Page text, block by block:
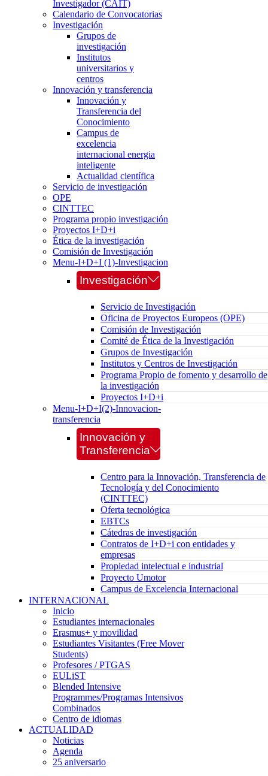
Investigador (CAIT)
Calendario de Convocatorias
Investigación
Grupos de
investigación
Institutos
universitarios y
centros
Innovación y transferencia
Innovación y
Transferencia del
Conocimiento
Campus de
excelencia
internacional energia
inteligente
Actualidad científica
Servicio de investigación
OPE
CINTTEC
Programa propio investigación
Proyectos I+D+i
Ética de la investigación
Comisión de Investigación
Menu-I+D+I (1)-Investigacion
Investigación
Servicio de Investigación
Oficina de Proyectos Europeos (OPE)
Comisión de Investigación
Comité de Ética de la Investigación
Grupos de Investigación
Institutos y Centros de Investigación
Programa Propio de fomento y desarrollo de
la investigación
Proyectos I+D+i
Menu-I+D+I(2)-Innovacion-
transferencia
Innovación y
Transferencia
Centro para la Innovación, Transferencia de
Tecnología y del Conocimiento
(CINTTEC)
Oferta tecnológica
EBTCs
Cátedras de investigación
Contratos de I+D+i con entidades y
empresas
Propiedad intelectual e industrial
Proyecto Umotor
Campus de Excelencia Internacional
INTERNACIONAL
Inicio
Estudiantes internacionales
Erasmus+ y movilidad
Estudiantes Visitantes (Free Mover
Students)
Profesores / PTGAS
EULiST
Blended Intensive
Programmes/Programas Intensivos
Combinados
Centro de idiomas
ACTUALIDAD
Noticias
Agenda
25 aniversario